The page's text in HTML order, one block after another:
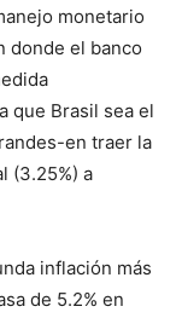
monetario
donde el banco
que Brasil sea el
en traer la
(3.25%) a
inflación más
de 5.2% en